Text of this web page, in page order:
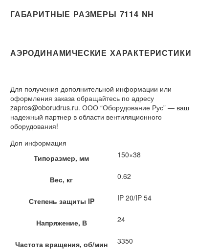
ГАБАРИТНЫЕ РАЗМЕРЫ 7114 NH
АЭРОДИНАМИЧЕСКИЕ ХАРАКТЕРИСТИКИ
Для получения дополнительной информации или
оформления заказа обращайтесь по адресу
zapros@oborudrus.ru. ООО “Оборудование Рус” — ваш
надежный партнер в области вентиляционного
оборудования!
Доп информация
Типоразмер, мм
150×38
Вес, кг 0.62
Степень защиты IP IP 20/IP 54
Напряжение, В 24
Частота вращения, об/мин 3350